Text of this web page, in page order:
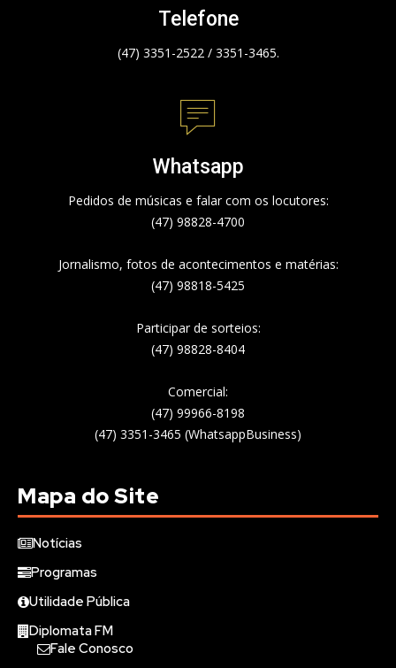
Telefone
(47) 3351-2522 / 3351-3465.
Whatsapp
Pedidos de músicas e falar com os locutores:
(47) 98828-4700
Jornalismo, fotos de acontecimentos e matérias:
(47) 98818-5425
Participar de sorteios:
(47) 98828-8404
Comercial:
(47) 99966-8198
(47) 3351-3465 (WhatsappBusiness)
Mapa do Site
Notícias
Programas
Utilidade Pública
Diplomata FM
Fale Conosco